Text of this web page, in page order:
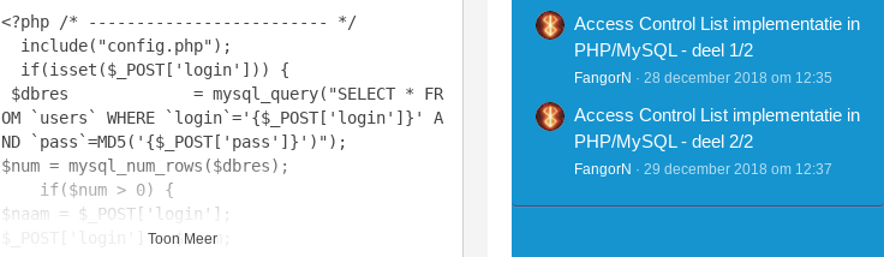
$dbres				= mysql_query("SELECT * FR
OM `users` WHERE `login`='{$_POST['login']}' A
Toon Meer
Access Control List implementatie in
PHP/MySQL - deel 1/2
FangorN 28 december 2018 om 12:35
Access Control List implementatie in
PHP/MySQL - deel 2/2
FangorN 29 december 2018 om 12:37